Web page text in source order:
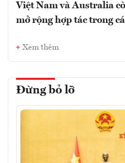
Việt Nam và Australia
mở rộng hợp tác trong
Xem thêm
Đừng bỏ lỡ